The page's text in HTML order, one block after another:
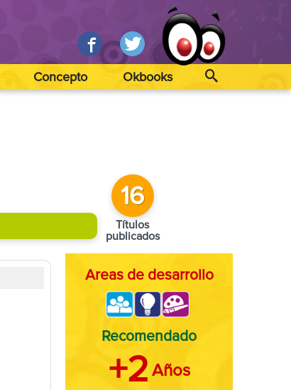
Concepto Okbooks
16
Títulos
publicados
Areas de desarrollo
Recomendado
+2 Años